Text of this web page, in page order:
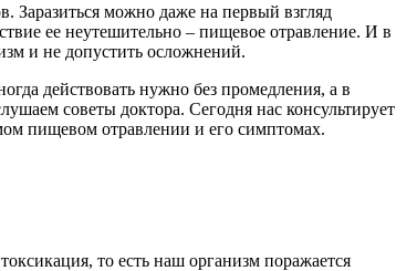
Заразиться можно даже на первый взгляд
ее неутешительно – пищевое отравление. И в
и не допустить осложнений.
действовать нужно без промедления, а в
советы доктора. Сегодня нас консультирует
пищевом отравлении и его симптомах.
то есть наш организм поражается